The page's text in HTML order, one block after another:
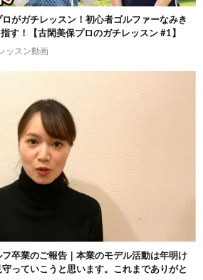
がガチレッスン！初心者ゴルファーなみき
す！【古閑美保プロのガチレッスン #1】
ッスン動画
卒業のご報告｜本業のモデル活動は年明け
っていこうと思います。これまでありがと